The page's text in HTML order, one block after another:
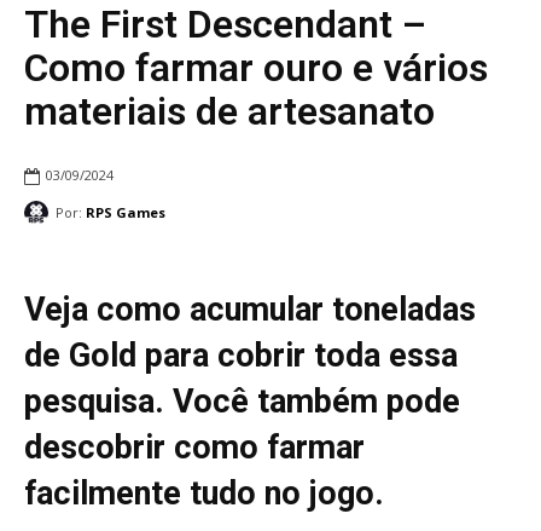
The First Descendant –
Como farmar ouro e vários
materiais de artesanato
03/09/2024
Por: RPS Games
Veja como acumular toneladas
de Gold para cobrir toda essa
pesquisa. Você também pode
descobrir como farmar
facilmente tudo no jogo.